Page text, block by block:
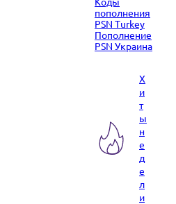
пополнения
PSN Turkey
Пополнение
PSN Украина
Х
и
т
ы
н
е
д
е
л
и